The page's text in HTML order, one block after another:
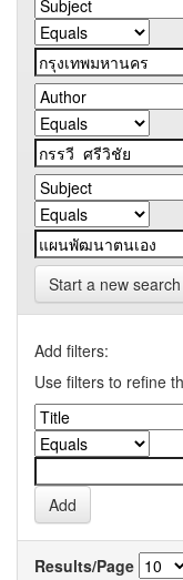
Start a new search
Add filters:
Use filters to refine
Results/Page